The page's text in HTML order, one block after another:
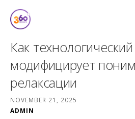
360 Degree Finance
Как
модифицирует
релаксации
NOVEMBER 21, 2025
ADMIN